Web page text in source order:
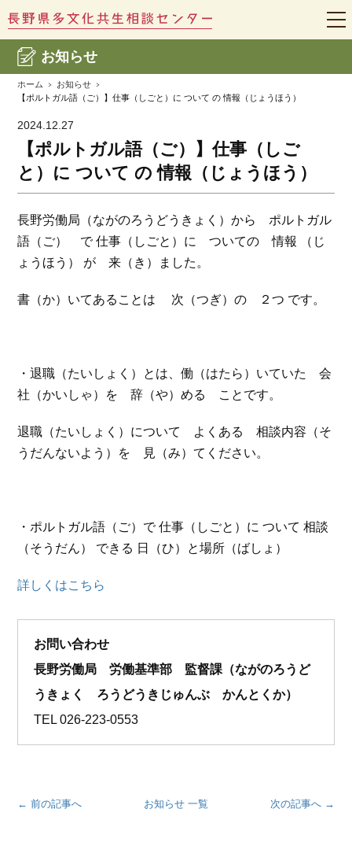
t
l
お知らせ
ホーム
お知らせ
【ポルトガル語（ご）】仕事（しごと）に ついて の 情報（じょうほう）
2024.12.27
【ポルトガル語（ご）】仕事（しご
と）に ついて の 情報（じょうほう）
長野労働局（ながのろうどうきょく）から ポルトガル
語（ご） で 仕事（しごと）に ついての 情報 （じ
ょうほう） が 来（き）ました。
書（か）いてあることは 次（つぎ）の ２つ です。
・退職（たいしょく）とは、働（はたら）いていた 会
社（かいしゃ）を 辞（や）める ことです。
退職（たいしょく）について よくある 相談内容（そ
うだんないよう）を 見（み）てください。
・ポルトガル語（ご）で 仕事（しごと）に ついて 相談
（そうだん） できる 日（ひ）と場所（ばしょ）
詳しくはこちら
お問い合わせ
長野労働局 労働基準部 監督課（ながのろうど
うきょく ろうどうきじゅんぶ かんとくか）
TEL026-223-0553
← 前の記事へ 次の記事へ →
お知らせ 一覧